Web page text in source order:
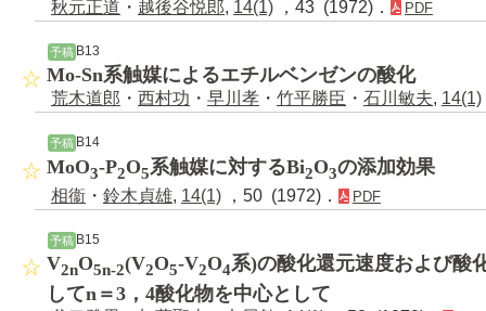
秋元正道 ・ 越後谷悦郎, 14(1) ，43 (1972)． PDF
予稿 B13
Mo-Sn系触媒によるエチルベンゼンの酸化
荒木道郎 ・ 西村功 ・ 早川孝 ・ 竹平勝臣 ・ 石川敏夫, 14(1)
予稿 B14
MoO3-P2O5系触媒に対するBi2O3の添加効果
相衞 ・ 鈴木貞雄, 14(1) ，50 (1972)． PDF
予稿 B15
V2nO5n-2(V2O5-V2O4系)の酸化還元速度および酸
してn＝3，4酸化物を中心として